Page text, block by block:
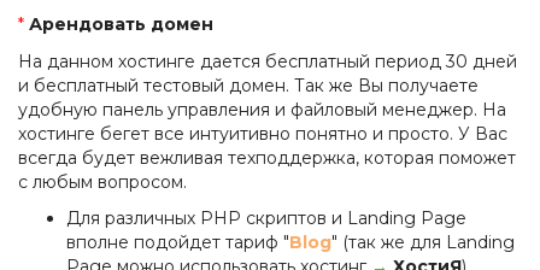
* Арендовать домен
На данном хостинге дается бесплатный период 30 дней
и бесплатный тестовый домен. Так же Вы получаете
удобную панель управления и файловый менеджер. На
хостинге бегет все интуитивно понятно и просто. У Вас
всегда будет вежливая техподдержка, которая поможет
с любым вопросом.
Для различных PHP скриптов и Landing Page
вполне подойдет тариф "Blog" (так же для Landing